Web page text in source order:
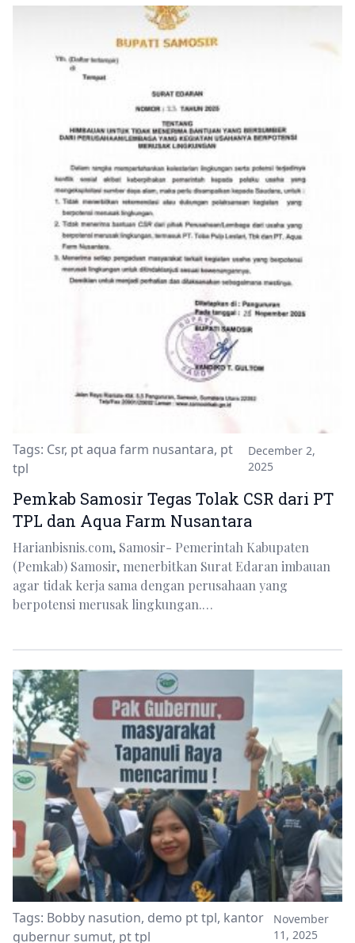
Tags: Csr, pt aqua farm nusantara, pt
tpl
December 2,
2025
Pemkab Samosir Tegas Tolak CSR dari PT
TPL dan Aqua Farm Nusantara
Harianbisnis.com, Samosir- Pemerintah Kabupaten
(Pemkab) Samosir, menerbitkan Surat Edaran imbauan
agar tidak kerja sama dengan perusahaan yang
berpotensi merusak lingkungan.…
Tags: Bobby nasution, demo pt tpl, kantor
gubernur sumut, pt tpl
November
11, 2025